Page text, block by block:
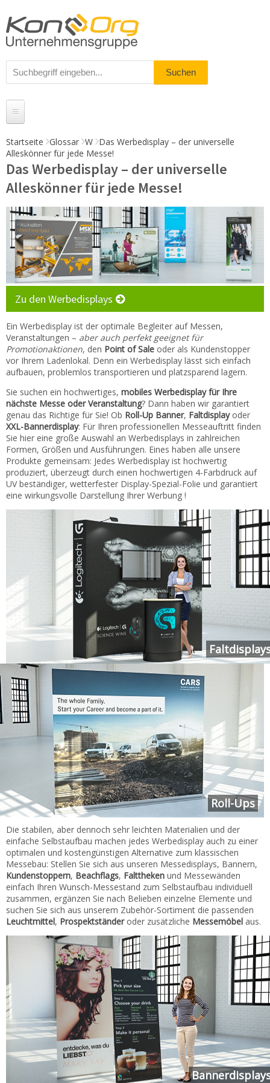
Produkte
Messestände
% Angebote
Kundenservice
Daten-Upload
Kontakt
Startseite Glossar W Das Werbedisplay – der universelle
Alleskönner für jede Messe!
Das Werbedisplay – der universelle
Alleskönner für jede Messe!
Zu den Werbedisplays
Ein Werbedisplay ist der optimale Begleiter auf Messen,
Veranstaltungen – aber auch perfekt geeignet für
Promotionaktionen, den Point of Sale oder als Kundenstopper
vor Ihrem Ladenlokal. Denn ein Werbedisplay lässt sich einfach
aufbauen, problemlos transportieren und platzsparend lagern.
Sie suchen ein hochwertiges, mobiles Werbedisplay für Ihre
nächste Messe oder Veranstaltung? Dann haben wir garantiert
genau das Richtige für Sie! Ob Roll-Up Banner, Faltdisplayoder
XXL-Bannerdisplay: Für Ihren professionellen Messeauftritt finden
Sie hier eine große Auswahl an Werbedisplays in zahlreichen
Formen, Größen und Ausführungen. Eines haben alle unsere
Produkte gemeinsam: Jedes Werbedisplay ist hochwertig
produziert, überzeugt durch einen hochwertigen 4-Farbdruck auf
UV beständiger, wetterfester Display-Spezial-Folie und garantiert
eine wirkungsvolle Darstellung Ihrer Werbung !
Roll-Ups
Die stabilen, aber dennoch sehr leichten Materialien und der
einfache Selbstaufbau machen jedes Werbedisplay auch zu einer
optimalen und kostengünstigen Alternative zum klassischen
Messebau: Stellen Sie sich aus unseren Messedisplays, Bannern,
Kundenstoppern, Beachflags, Falttheken und Messewänden
einfach Ihren Wunsch-Messestand zum Selbstaufbau individuell
zusammen, ergänzen Sie nach Belieben einzelne Elemente und
suchen Sie sich aus unserem Zubehör-Sortiment die passenden
Leuchtmittel, Prospektständeroder zusätzliche Messemöbel aus.